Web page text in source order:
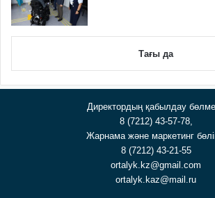
Тағы да
Директордың қабылдау
8 (7212) 43-57-78,
Жарнама және маркетинг
8 (7212) 43-21-55
ortalyk.kz@gmail.com
ortalyk.kaz@mail.ru